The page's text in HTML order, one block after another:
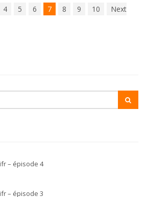
4 5 6 7 8 9 10
Next
– épisode 4
– épisode 3